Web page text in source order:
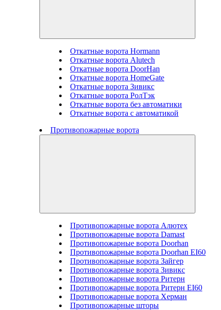
Откатные ворота Hormann
Откатные ворота Alutech
Откатные ворота DoorHan
Откатные ворота HomeGate
Откатные ворота Зивикс
Откатные ворота РолТэк
Откатные ворота без автоматики
Откатные ворота с автоматикой
Противопожарные ворота
Противопожарные ворота Алютех
Противопожарные ворота Damast
Противопожарные ворота Doorhan
Противопожарные ворота Doorhan EI60
Противопожарные ворота Зайгер
Противопожарные ворота Зивикс
Противопожарные ворота Ритерн
Противопожарные ворота Ритерн EI60
Противопожарные ворота Херман
Противопожарные шторы